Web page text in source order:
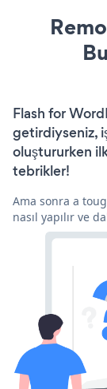
Flash for
getirdiyseniz,
oluştururken
tebrikler!
Ama sonra a
nasıl yapılır ve